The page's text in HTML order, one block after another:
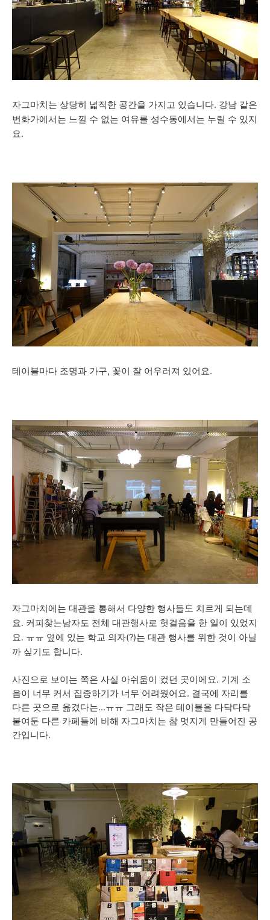
자그마치는 상당히 넓직한 공간을 가지고 있습니다. 강남 같은
번화가에서는 느낄 수 없는 여유를 성수동에서는 누릴 수 있지
요.
테이블마다 조명과 가구, 꽃이 잘 어우러져 있어요.
자그마치에는 대관을 통해서 다양한 행사들도 치르게 되는데
요. 커피찾는남자도 전체 대관행사로 헛걸음을 한 일이 있었지
요. ㅠㅠ 옆에 있는 학교 의자(?)는 대관 행사를 위한 것이 아닐
까 싶기도 합니다.
사진으로 보이는 쪽은 사실 아쉬움이 컸던 곳이에요. 기계 소
음이 너무 커서 집중하기가 너무 어려웠어요. 결국에 자리를
다른 곳으로 옮겼다는...ㅠㅠ 그래도 작은 테이블을 다닥다닥
붙여둔 다른 카페들에 비해 자그마치는 참 멋지게 만들어진 공
간입니다.